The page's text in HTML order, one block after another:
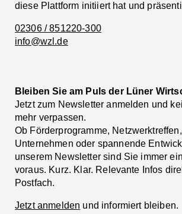
diese Plattform initiiert hat und
02306 / 851220-300
info@wzl.de
Bleiben Sie am Puls der Lüner
Jetzt zum Newsletter anmelden und
mehr verpassen.
Ob Förderprogramme,
Unternehmen oder spannende
unserem Newsletter sind Sie immer
voraus. Kurz. Klar. Relevante Infos
Postfach.
Jetzt anmelden und informiert bleiben.